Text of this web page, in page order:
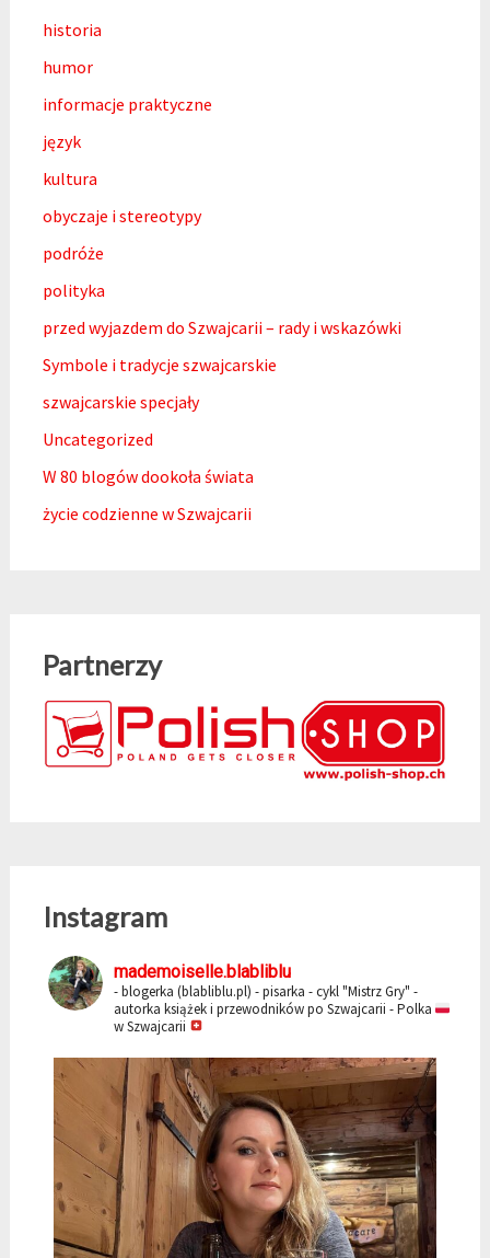
historia
humor
informacje praktyczne
język
kultura
obyczaje i stereotypy
podróże
polityka
przed wyjazdem do Szwajcarii – rady i wskazówki
Symbole i tradycje szwajcarskie
szwajcarskie specjały
Uncategorized
W 80 blogów dookoła świata
życie codzienne w Szwajcarii
Partnerzy
Instagram
mademoiselle.blabliblu
- blogerka (blabliblu.pl) - pisarka - cykl "Mistrz Gry" -
autorka książek i przewodników po Szwajcarii - Polka
w Szwajcarii